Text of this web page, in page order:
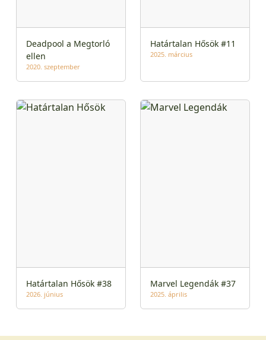
Deadpool a Megtorló
ellen
2020. szeptember
Határtalan Hősök #11
2025. március
Határtalan Hősök #38
2026. június
Marvel Legendák #37
2025. április